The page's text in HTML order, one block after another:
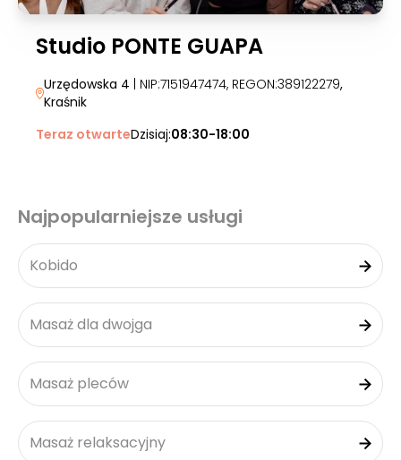
Studio PONTE GUAPA
Urzędowska 4 | NIP:7151947474, REGON:389122279,
Kraśnik
Teraz otwarteDzisiaj:08:30-18:00
Najpopularniejsze usługi
Kobido
Masaż dla dwojga
Masaż pleców
Masaż relaksacyjny